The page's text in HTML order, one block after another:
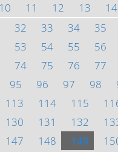
10 11 12 13 14
32 33 34 35
53 54 55 56
74 75 76 77
95 96 97 98
113 114 115
130 131 132
147 148 149